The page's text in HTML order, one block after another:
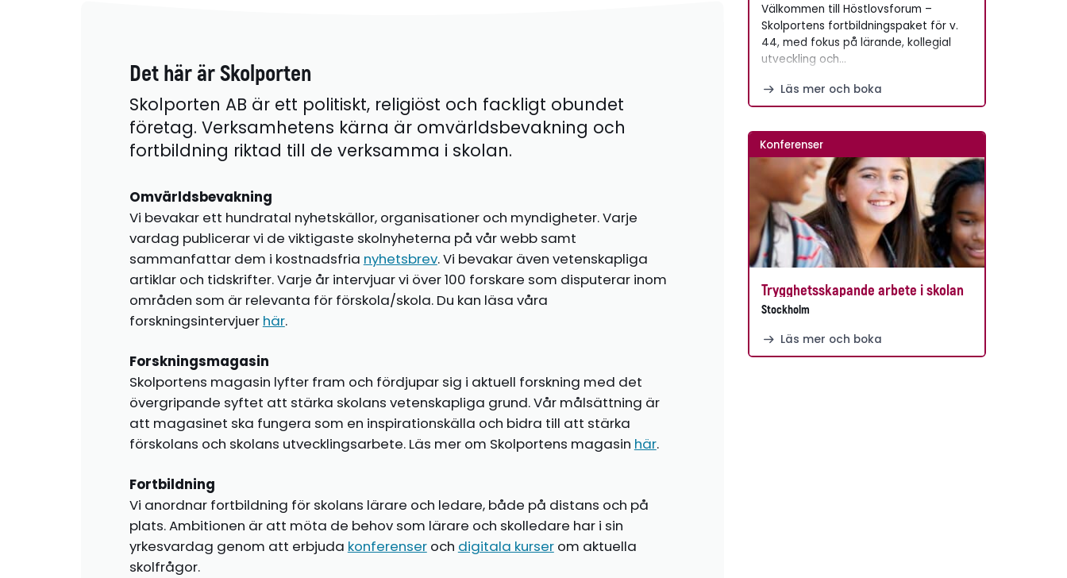
Det här är Skolporten
Skolporten AB är ett politiskt, religiöst och fackligt obundet
företag. Verksamhetens kärna är omvärldsbevakning och
fortbildning riktad till de verksamma i skolan.
Omvärldsbevakning
Vi bevakar ett hundratal nyhetskällor, organisationer och myndigheter. Varje
vardag publicerar vi de viktigaste skolnyheterna på vår webb samt
sammanfattar dem i kostnadsfria nyhetsbrev. Vi bevakar även vetenskapliga
artiklar och tidskrifter. Varje år intervjuar vi över 100 forskare som disputerar inom
områden som är relevanta för förskola/skola. Du kan läsa våra
forskningsintervjuer här.
Forskningsmagasin
Skolportens magasin lyfter fram och fördjupar sig i aktuell forskning med det
övergripande syftet att stärka skolans vetenskapliga grund. Vår målsättning är
att magasinet ska fungera som en inspirationskälla och bidra till att stärka
förskolans och skolans utvecklingsarbete. Läs mer om Skolportens magasin här.
Fortbildning
Vi anordnar fortbildning för skolans lärare och ledare, både på distans och på
plats. Ambitionen är att möta de behov som lärare och skolledare har i sin
yrkesvardag genom att erbjuda konferenseroch digitala kurserom aktuella
skolfrågor.
Välkommen till Höstlovsforum –
Skolportens fortbildningspaket för v.
44, med fokus på lärande, kollegial
utveckling och…
Läs mer och boka
Konferenser
Trygghetsskapande arbete i skolan
Stockholm
Läs mer och boka